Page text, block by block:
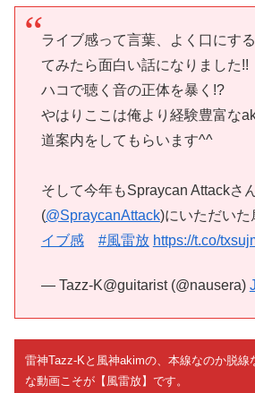
ライブ感って言葉、よく口にす
てみたら面白い話になりました!!
ハコで聴く音の正体を暴く!?
やはりここは俺より経験豊富な
道案内をしてもらいます^^
そして今年もSpraycan Attackさ
(@SpraycanAttack)にいただいた
イブ感
#風雷放 https://t.co/
— Tazz-K@guitarist (@nausera)
雷神Tazz-Kと風神akimの、本線なのか脱線
な動画こそが【風雷放】です。